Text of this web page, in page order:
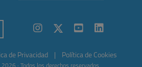
de Privacidad Política de Cookies